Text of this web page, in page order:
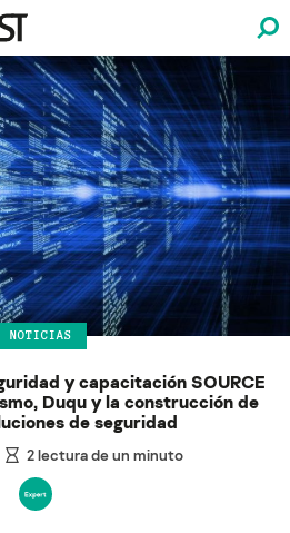
NOTICIAS
y capacitación SOURCE
Duqu y la construcción de
de seguridad
2lectura de un minuto